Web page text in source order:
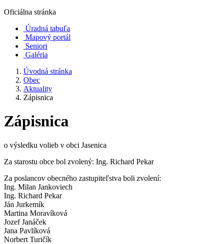
Oficiálna stránka
Úradná tabuľa
Mapový portál
Seniori
Galéria
Úvodná stránka
Obec
Aktuality
Zápisnica
Zápisnica
o výsledku volieb v obci Jasenica
Za starostu obce bol zvolený: Ing. Richard Pekar
Za poslancov obecného zastupiteľstva boli zvolení:
Ing. Milan Jankoviech
Ing. Richard Pekar
Ján Jurkemík
Martina Moravíková
Jozef Janáček
Jana Pavlíková
Norbert Turičík